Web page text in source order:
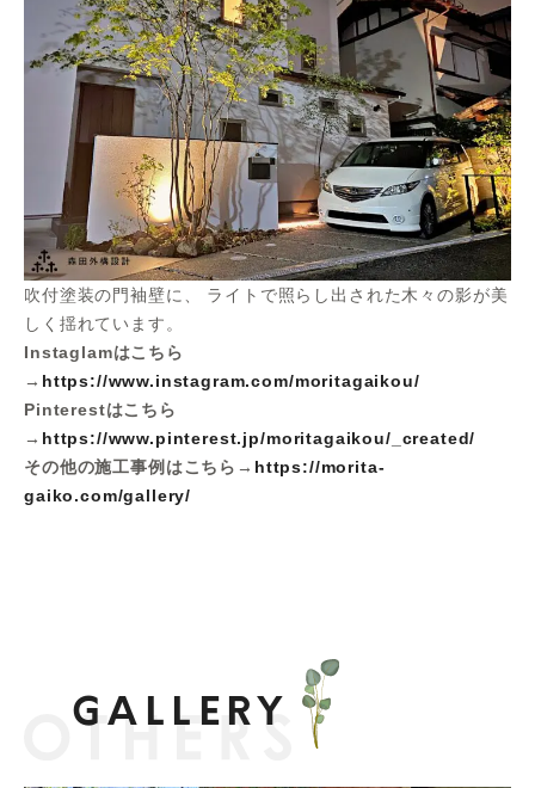
吹付塗装の門袖壁に、 ライトで照らし出された木々の影が美
しく揺れています。
Instaglamはこちら
→ https://www.instagram.com/moritagaikou/
Pinterestはこちら
→ https://www.pinterest.jp/moritagaikou/_created/
その他の施工事例はこちら→ https://morita-
gaiko.com/gallery/
GALLERY